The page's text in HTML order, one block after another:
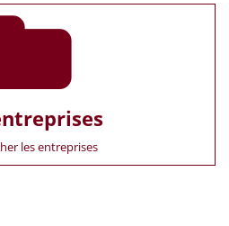
les entreprises